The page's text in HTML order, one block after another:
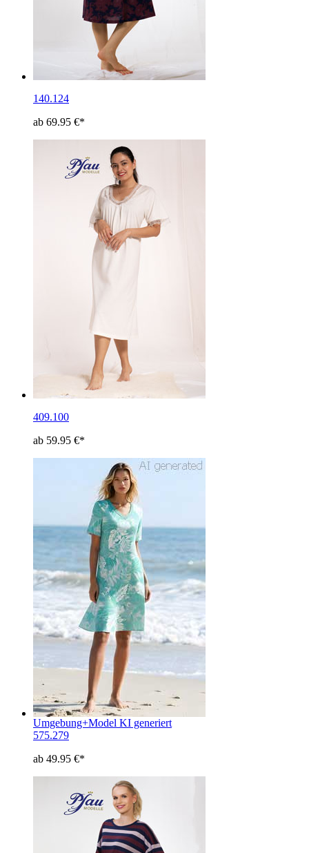
140.124
ab 69.95 €*
409.100
ab 59.95 €*
Umgebung+Model KI generiert
575.279
ab 49.95 €*